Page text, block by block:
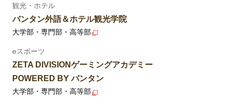
観光・ホテル
バンタン外語＆ホテル観光学院
大学部・専門部・高等部
eスポーツ
ZETA DIVISIONゲーミングアカデミー
POWERED BY バンタン
大学部・専門部・高等部